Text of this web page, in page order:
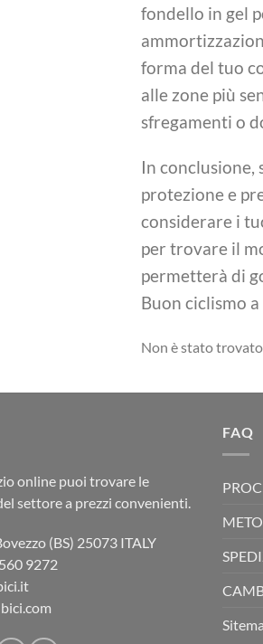
fondello in gel
forma del tuo
alle zone più
sfregamenti o
In conclusione,
protezione e
considerare i
per trovare il
permetterà di
Buon ciclismo
Non è stato
online puoi trovare le
settore a prezzi convenienti.
(BS) 25073 ITALY
9272
FAQ